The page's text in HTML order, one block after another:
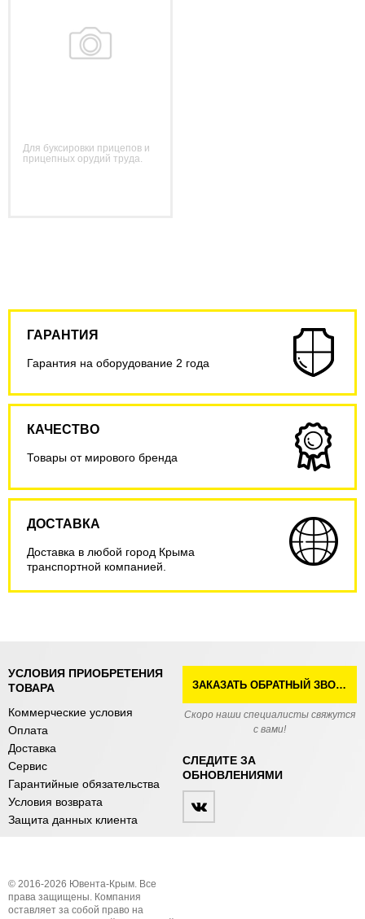
Для буксировки прицепов и
прицепных орудий труда.
ГАРАНТИЯ
Гарантия на оборудование 2 года
КАЧЕСТВО
Товары от мирового бренда
ДОСТАВКА
Доставка в любой город Крыма
транспортной компанией.
УСЛОВИЯ ПРИОБРЕТЕНИЯ
ТОВАРА
Коммерческие условия
Оплата
Доставка
Сервис
Гарантийные обязательства
Условия возврата
Защита данных клиента
ЗАКАЗАТЬ ОБРАТНЫЙ ЗВОНОК
Скоро наши специалисты свяжутся
с вами!
СЛЕДИТЕ ЗА
ОБНОВЛЕНИЯМИ
© 2016-2026 Ювента-Крым. Все
права защищены. Компания
оставляет за собой право на